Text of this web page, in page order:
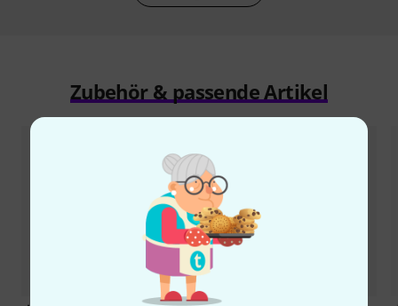
Zubehör & passende Artikel